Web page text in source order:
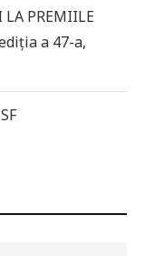
PREMIILE
a 47-a,